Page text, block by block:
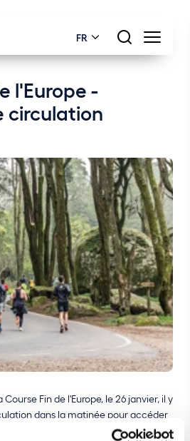
FR
l'Europe -
circulation
Fin de l'Europe, le 26 janvier, il y
dans la matinée pour accéder
du Palais National de